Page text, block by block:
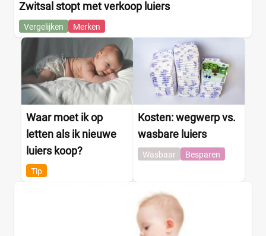
Bol
▼ +9 meer
Zwitsal stopt met verkoop luiers
Vergelijken Merken
Waar moet ik op
letten als ik nieuwe
luiers koop?
Tip
Kosten: wegwerp vs.
wasbare luiers
Wasbaar Besparen